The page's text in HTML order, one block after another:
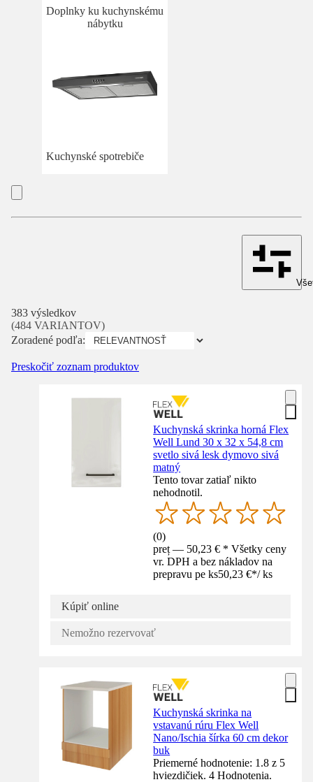
Doplnky ku kuchynskému
nábytku
Kuchynské spotrebiče
383 výsledkov
(484 VARIANTOV)
Zoradené podľa:
Preskočiť zoznam produktov
Kuchynská skrinka horná Flex
Well Lund 30 x 32 x 54,8 cm
svetlo sivá lesk dymovo sivá
matný
Tento tovar zatiaľ nikto
nehodnotil.
(0)
preț — 50,23 € * Všetky ceny
vr. DPH a bez nákladov na
prepravu pe ks50,23 €*/ ks
Kúpiť online
Nemožno rezervovať
Kuchynská skrinka na
vstavanú rúru Flex Well
Nano/Ischia šírka 60 cm dekor
buk
Priemerné hodnotenie: 1.8 z 5
hviezdičiek. 4 Hodnotenia.